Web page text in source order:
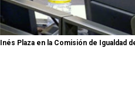
Inés Plaza en la Comisión de Igualdad